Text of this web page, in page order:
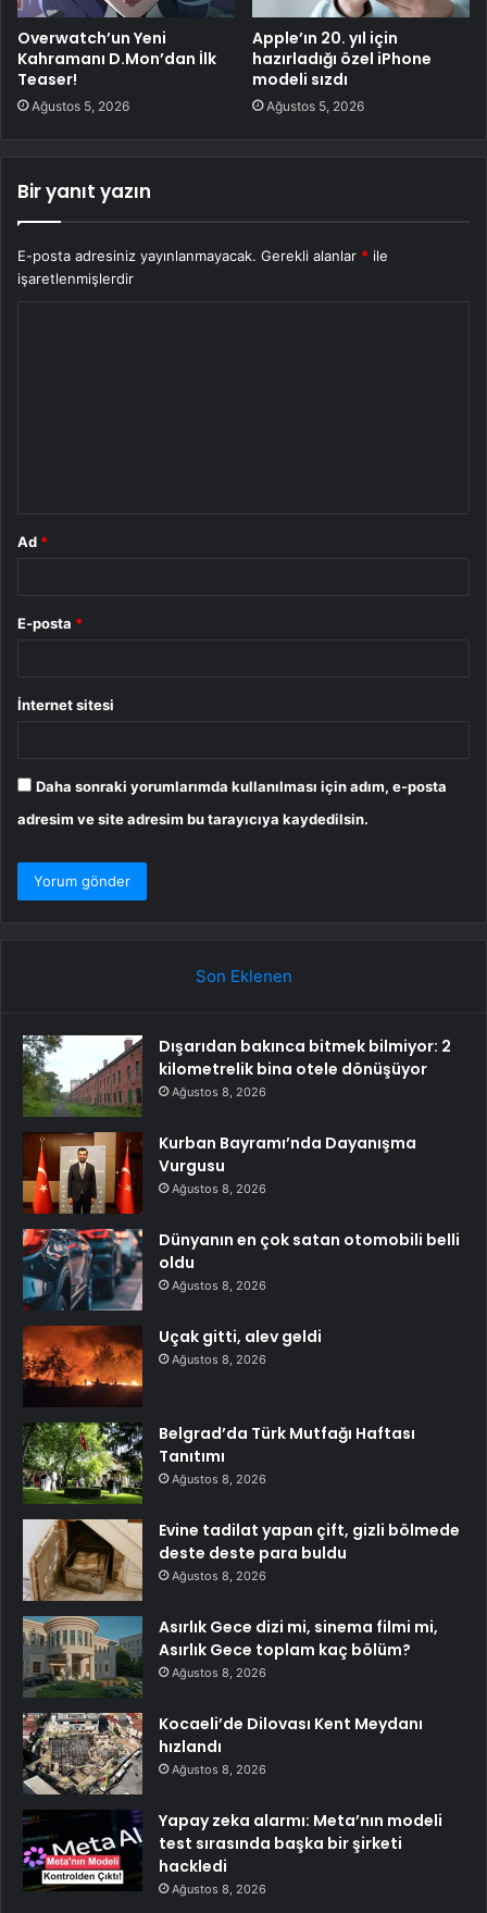
Overwatch’un Yeni
Kahramanı D.Mon’dan İlk
Teaser!
Ağustos 5, 2026
Apple’ın 20. yıl için
hazırladığı özel iPhone
modeli sızdı
Ağustos 5, 2026
Bir yanıt yazın
E-posta adresiniz yayınlanmayacak. Gerekli alanlar * ile
işaretlenmişlerdir
Ad *
E-posta *
İnternet sitesi
Daha sonraki yorumlarımda kullanılması için adım, e-posta
adresim ve site adresim bu tarayıcıya kaydedilsin.
Son Eklenen
Dışarıdan bakınca bitmek bilmiyor: 2
kilometrelik bina otele dönüşüyor
Ağustos 8, 2026
Kurban Bayramı’nda Dayanışma
Vurgusu
Ağustos 8, 2026
Dünyanın en çok satan otomobili belli
oldu
Ağustos 8, 2026
Uçak gitti, alev geldi
Ağustos 8, 2026
Belgrad’da Türk Mutfağı Haftası
Tanıtımı
Ağustos 8, 2026
Evine tadilat yapan çift, gizli bölmede
deste deste para buldu
Ağustos 8, 2026
Asırlık Gece dizi mi, sinema filmi mi,
Asırlık Gece toplam kaç bölüm?
Ağustos 8, 2026
Kocaeli’de Dilovası Kent Meydanı
hızlandı
Ağustos 8, 2026
Yapay zeka alarmı: Meta’nın modeli
test sırasında başka bir şirketi
hackledi
Ağustos 8, 2026